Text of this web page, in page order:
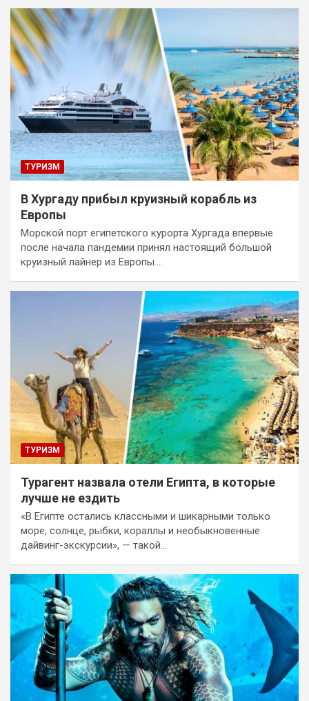
ТУРИЗМ
В Хургаду прибыл круизный корабль из
Европы
Морской порт египетского курорта Хургада впервые
после начала пандемии принял настоящий большой
круизный лайнер из Европы.…
ТУРИЗМ
Турагент назвала отели Египта, в которые
лучше не ездить
«В Египте остались классными и шикарными только
море, солнце, рыбки, кораллы и необыкновенные
дайвинг-экскурсии», — такой…